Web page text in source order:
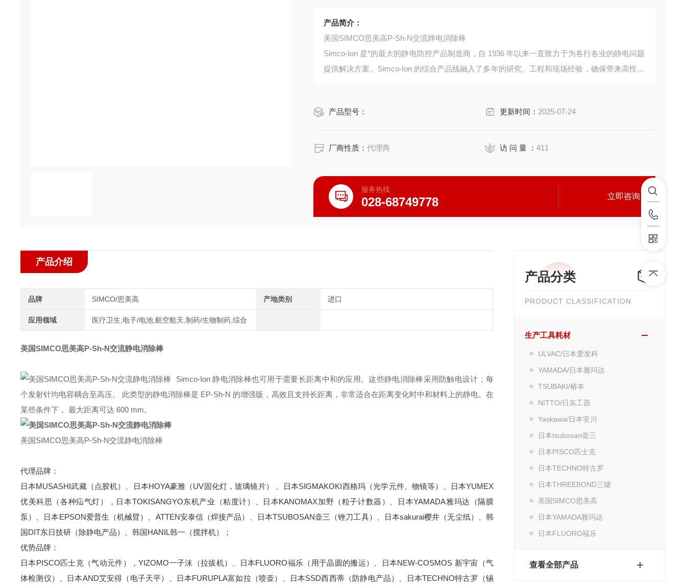
产品简介：
美国SIMCO思美高P-Sh-N交流静电消除棒
Simco-Ion 是*的最大的静电防控产品制造商，自 1936 年以来一直致力于为各行各业的静电问题
提供解决方案。Simco-Ion 的综合产品线融入了多年的研究、工程和现场经验，确保带来高性能
产品型号： 更新时间： 2025-07-24
厂商性质：代理商 访 问 量 ：411
服务热线
028-68749778 立即咨询
产品分类
PRODUCT CLASSIFICATION
生产工具耗材
ULVAC/日本爱发科
YAMADA/日本雅玛达
TSUBAKI/椿本
NITTO/日东工器
Yaskawa/日本安川
日本tsubosan壶三
日本PISCO匹士克
日本TECHNO特古罗
日本THREEBOND三键
美国SIMCO思美高
日本YAMADA雅玛达
日本FLUORO福乐
查看全部产品
产品介绍
品牌 SIMCO/思美高 产地类别 进口
应用领域 医疗卫生,电子/电池,航空航天,制药/生物制药,综合
美国SIMCO思美高P-Sh-N交流静电消除棒
Simco-Ion 静电消除棒也可用于需要长距离中和的应用。这些静电消除棒采用防触电设计；每
个发射针均电容耦合至高压。 此类型的静电消除棒是 EP-Sh-N 的增强版，高效且支持长距离，非常适合在距离变化时中和材料上的静电。在
某些条件下， 最大距离可达 600 mm。
美国SIMCO思美高P-Sh-N交流静电消除棒
代理品牌：
日本MUSASHI武藏（点胶机）、日本HOYA豪雅（UV固化灯，玻璃镜片） 、日本SIGMAKOKI西格玛（光学元件、物镜等）、日本YUMEX
优美科思（各种疝气灯），日本TOKISANGYO东机产业（粘度计）、日本KANOMAX加野（粒子计数器）、日本YAMADA雅玛达（隔膜
泵）、日本EPSON爱普生（机械臂）、ATTEN安泰信（焊接产品）、日本TSUBOSAN壶三（锉刀工具）、日本sakurai樱井（无尘纸）、韩
国DIT东日技研（除静电产品）、韩国HANIL韩一（搅拌机）；
优势品牌：
日本PISCO匹士克（气动元件），YIZOMO一子沫（拉拔机）、日本FLUORO福乐（用于晶圆的搬运）、日本NEW-COSMOS 新宇宙（气
体检测仪）、日本AND艾安得（电子天平）、日本FURUPLA富如拉（喷壶）、日本SSD西西蒂（防静电产品）、日本TECHNO特古罗（锡